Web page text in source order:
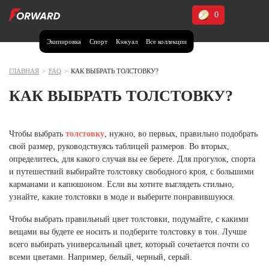
Экипировка Спорт Кэжуал Все коллекции
0
Москва и МО
Волгоградская область (1)
Воронежская область (1)
Иркутская область (2)
Калининградская область (1)
Кемеровская область (2)
Краснодарский край (5)
Курская область (1)
Москва и МО (14)
ГЛАВНАЯ > FAQ > КАК ВЫБРАТЬ ТОЛСТОВКУ?
КАК ВЫБРАТЬ ТОЛСТОВКУ?
Чтобы выбрать толстовку, нужно, во первых, правильно подобрать
свой размер, руководствуясь таблицей размеров. Во вторых,
определитесь, для какого случая вы ее берете. Для прогулок, спорта
и путешествий выбирайте толстовку свободного кроя, с большими
карманами и капюшоном. Если вы хотите выглядеть стильно,
узнайте, какие толстовки в моде и выберите понравившуюся.
Чтобы выбрать правильный цвет толстовки, подумайте, с какими
вещами вы будете ее носить и подберите толстовку в тон. Лучше
всего выбирать универсальный цвет, который сочетается почти со
всеми цветами. Например, белый, черный, серый.